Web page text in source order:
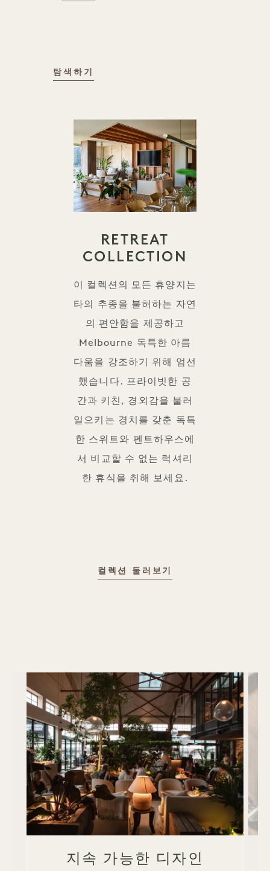
탐색하기
RETREAT
COLLECTION
이 컬렉션의 모든 휴양지는
타의 추종을 불허하는 자연
의 편안함을 제공하고
Melbourne 독특한 아름
다움을 강조하기 위해 엄선
했습니다. 프라이빗한 공
간과 키친, 경외감을 불러
일으키는 경치를 갖춘 독특
한 스위트와 펜트하우스에
서 비교할 수 없는 럭셔리
한 휴식을 취해 보세요.
컬렉션 둘러보기
지속 가능한 디자인